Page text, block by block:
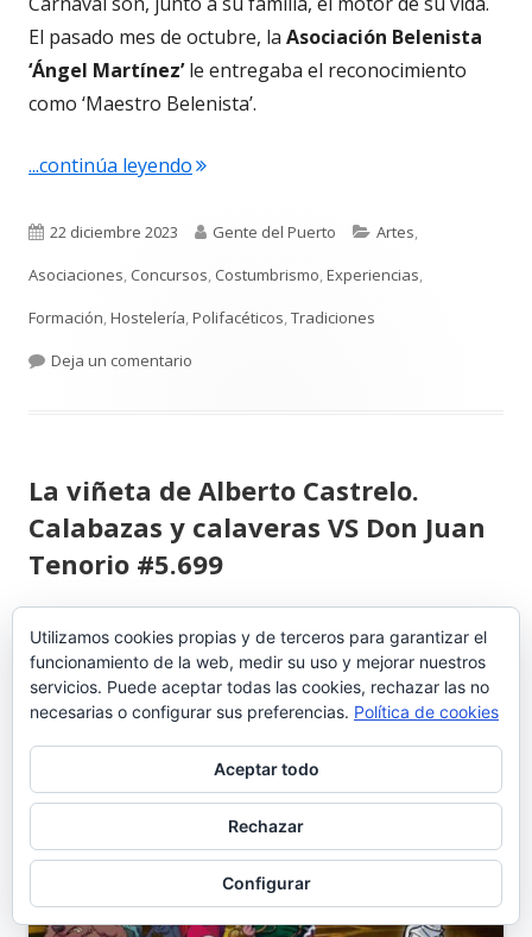
El pasado mes de octubre, la Asociación Belenista
‘Ángel Martínez’le entregaba el reconocimiento
como ‘Maestro Belenista’.
...continúa leyendo"José María Guilloto Ramos. Maestro
Publicado
el
22 diciembre 2023 Autor
Gente del Puerto Categorías
Artes,
Asociaciones, Concursos, Costumbrismo,Experiencias,
Formación,Hostelería,Polifacéticos,Tradiciones
Deja un comentario
La viñeta de Alberto Castrelo.
Calabazas y calaveras VS Don Juan
Tenorio #5.699
La tradición literaria española frente
a las costumbres anglosajonas
Utilizamos cookies propias y de terceros para garantizar el
funcionamiento de la web, medir su uso y mejorar nuestros
servicios. Puede aceptar todas las cookies, rechazar las no
necesarias o configurar sus preferencias. Política de cookies
Aceptar todo
Rechazar
Configurar